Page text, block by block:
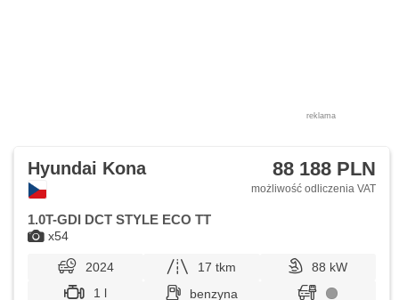
reklama
x54
Hyundai Kona 88 188 PLN
możliwość odliczenia VAT
1.0T-GDI DCT STYLE ECO TT
2024 17 tkm
88 kW
1 l
benzyna